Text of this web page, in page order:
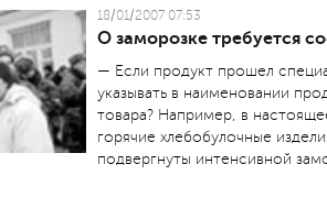
18/01/2007 07:53
О заморозке требуется
— Если продукт прошел
указывать в наименовании
товара? Например, в
горячие хлебобулочные
подвергнуты интенсивной